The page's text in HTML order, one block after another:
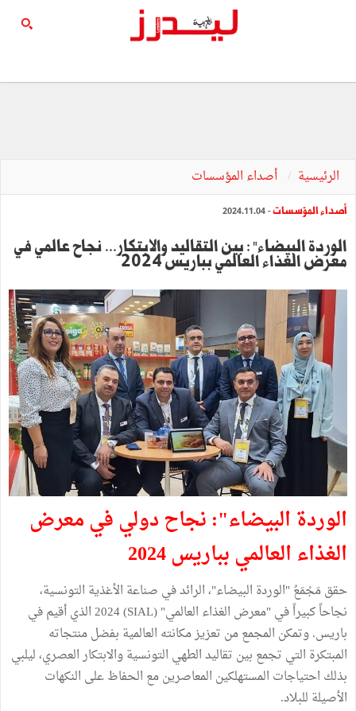
الرئيسية أصداء المؤسسات
أصداء المؤسسات- 2024.11.04
الوردة البيضاء" : بين التقاليد والابتكار... نجاح عالمي في
معرض الغذاء العالمي بباريس 2024
الوردة البيضاء": نجاح دولي في معرض
الغذاء العالمي بباريس 2024
حقق مَجْمَعُ "الوردة البيضاء"، الرائد في صناعة الأغذية التونسية،
نجاحاً كبيراً في "معرض الغذاء العالمي" (SIAL) 2024 الذي أقيم في
باريس. وتمكن المجمع من تعزيز مكانته العالمية بفضل منتجاته
المبتكرة التي تجمع بين تقاليد الطهي التونسية والابتكار العصري، ليلبي
بذلك احتياجات المستهلكين المعاصرين مع الحفاظ على النكهات
الأصيلة للبلاد.